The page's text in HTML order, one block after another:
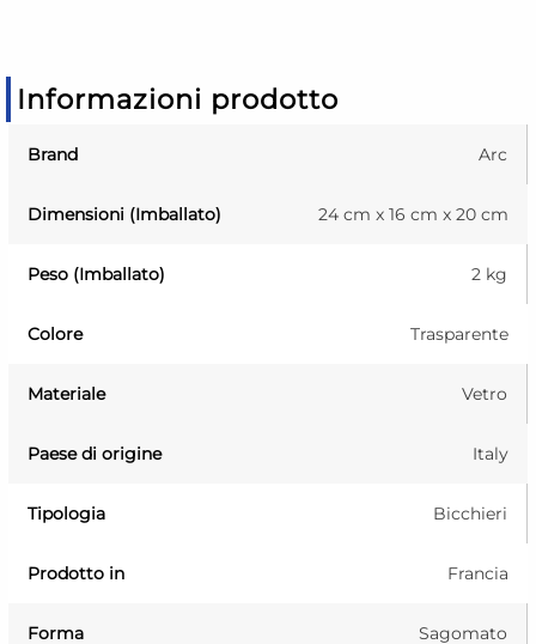
Informazioni prodotto
Brand Arc
Dimensioni (Imballato) 24 cm x 16 cm x 20 cm
Peso (Imballato) 2 kg
Colore Trasparente
Materiale Vetro
Paese di origine Italy
Tipologia Bicchieri
Prodotto in Francia
Forma Sagomato